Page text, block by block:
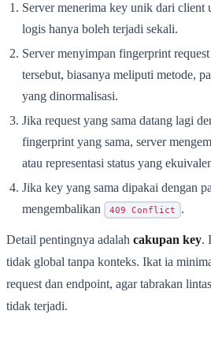
Server menerima key unik dari client
logis hanya boleh terjadi sekali.
Server menyimpan fingerprint
tersebut, biasanya meliputi metode,
yang dinormalisasi.
Jika request yang sama datang lagi
fingerprint yang sama, server
atau representasi status yang
Jika key yang sama dipakai dengan
mengembalikan
409 Conflict .
Detail pentingnya adalah cakupan key.
tidak global tanpa konteks. Ikat ia
request dan endpoint, agar tabrakan
tidak terjadi.